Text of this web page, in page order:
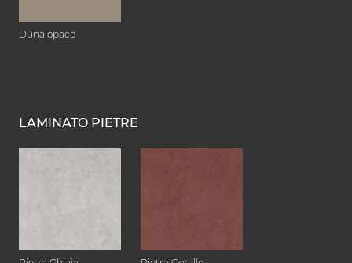
Duna opaco
LAMINATO PIETRE